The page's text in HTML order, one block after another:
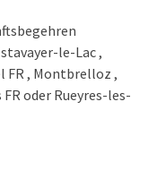
le-Lac ,
FR , Montbrelloz ,
FR oder Rueyres-les-